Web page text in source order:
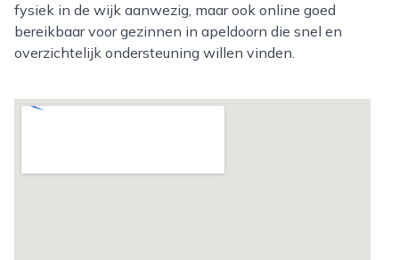
fysiek in de wijk aanwezig, maar ook online goed
bereikbaar voor gezinnen in apeldoorn die snel en
overzichtelijk ondersteuning willen vinden.